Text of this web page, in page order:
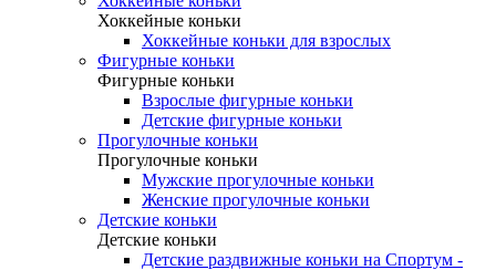
Хоккейные коньки
Хоккейные коньки для взрослых
Фигурные коньки
Фигурные коньки
Взрослые фигурные коньки
Детские фигурные коньки
Прогулочные коньки
Прогулочные коньки
Мужские прогулочные коньки
Женские прогулочные коньки
Детские коньки
Детские коньки
Детские раздвижные коньки на Спортум -